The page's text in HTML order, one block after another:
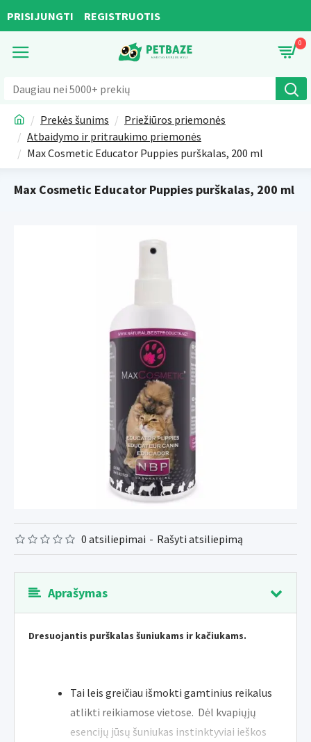
PRISIJUNGTI REGISTRUOTIS
0
Prekės šunims
Priežiūros priemonės
Atbaidymo ir pritraukimo priemonės
Max Cosmetic Educator Puppies purškalas, 200 ml
Max Cosmetic Educator Puppies purškalas, 200 ml
0 atsiliepimai - Rašyti atsiliepimą
Aprašymas
Dresuojantis purškalas šuniukams ir kačiukams.
Tai leis greičiau išmokti gamtinius reikalus
atlikti reikiamose vietose. Dėl kvapiųjų
esencijų jūsų šuniukas instinktyviai ieškos